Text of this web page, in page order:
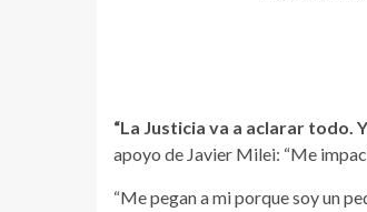
“La Justicia va a aclarar todo.
apoyo de Javier Milei: “Me
“Me pegan a mi porque soy un